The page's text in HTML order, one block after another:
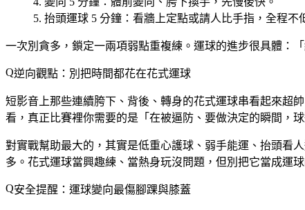
抬頭運球 5 分鐘 ：看牆上定點或請人比手指，全程不
一次別貪多，鎖定一兩項弱點重複練。運球的進步很具體：
逆向觀點：別把時間都花在花式運球
短影音上那些連續胯下、背後、轉身的花式運球串看起來超
看，真正比賽裡你需要的是「在被逼防、要做決定的瞬間，球
對實戰幫助最大的，其實是低重心護球、弱手能運、抬頭看
多。花式運球當興趣練、當熱身玩沒問題，但別把它當成運
安全提醒：運球變向最傷腳踝與膝蓋